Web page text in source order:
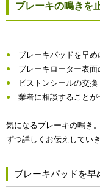
ブレーキの鳴きを
ブレーキパッドを早め
ブレーキローター表面
ピストンシールの交換
業者に相談することが
気になるブレーキの鳴き
ずつ詳しくお伝えしてい
ブレーキパッドを早